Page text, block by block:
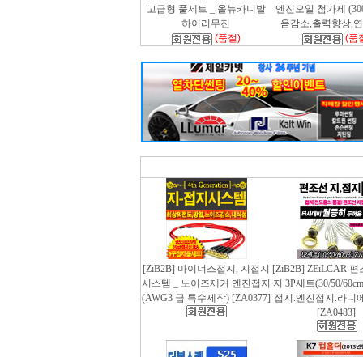
고급형 풀세트 _ 올뉴카니발
하이리무진
(품절)
엔진오일 첨가제
음감소,출력향상,
(품
[ZiB2B] 마이너스접지, 지접지
시스템 _ 노이즈제거 엔진접지
(AWG3 급.특수제작) [ZA0377]
[ZiB2B] ZEiLCAR 편
지 3P세트(30/50/
접지.엔진접지.라디
[ZA0483]